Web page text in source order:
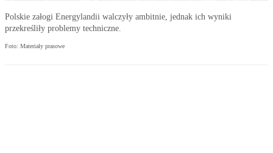
Polskie załogi Energylandii walczyły ambitnie, jednak ich wyniki
przekreśliły problemy techniczne.
Foto: Materiały prasowe